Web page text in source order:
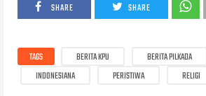
SHARE SHARE
TAGS BERITA KPU BERITA PILKADA
INDONESIANA
PERISTIWA RELIGI